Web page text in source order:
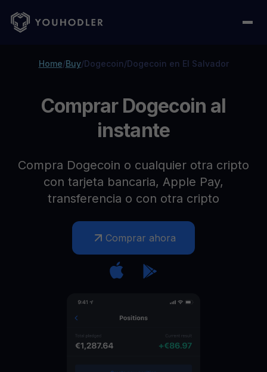
Home/Buy/Dogecoin/Dogecoin en El Salvador
Comprar Dogecoin al
instante
Compra Dogecoin o cualquier otra cripto
con tarjeta bancaria, Apple Pay,
transferencia o con otra cripto
Comprar ahora